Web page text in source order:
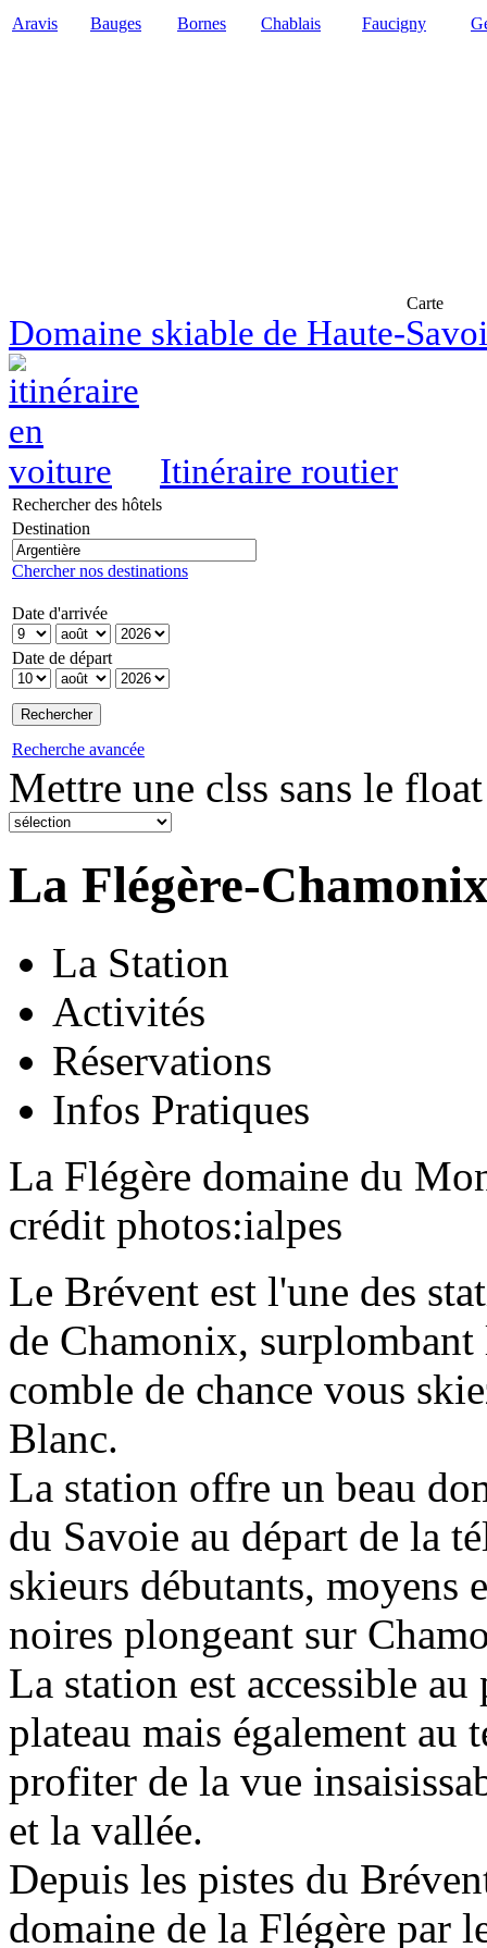
Aravis Bauges Bornes Chablais Faucigny
Carte
Domaine skiable de Haute-
Itinéraire routier
Rechercher des hôtels
Destination
Chercher nos destinations
Date d'arrivée
Date de départ
Recherche avancée
Mettre une clss sans le float
La Flégère-
La Station
Activités
Réservations
Infos Pratiques
La Flégère domaine du
crédit photos:ialpes
Le Brévent est l'une des
de Chamonix,
comble de chance vous
Blanc.
La station offre un beau
du Savoie au départ de la
skieurs débutants, moyens
noires plongeant sur
La station est accessible
plateau mais également au
profiter de la vue
et la vallée.
Depuis les pistes du
domaine de la Flégère par